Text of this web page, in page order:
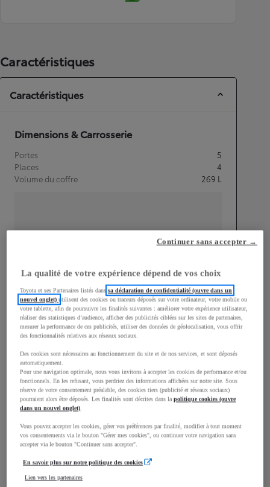
Caractéristiques
Caractéristiques
Dimensions & Carrosserie
Portes
5
Places
4
Volume du coffre
269 L
Longueur
3 700mm
Hauteur
1 510
Largeur
1 740mm
Consommation mixte
Émissions CO2
La qualité de votre expérience dépend de vos choix
Toyota et ses Partenaires listés danssa déclaration de confidentialité (ouvre dans un
nouvel onglet)utilisent des cookies ou traceurs déposés sur votre ordinateur, votre mobile ou
votre tablette, afin de poursuivre les finalités suivantes : améliorer votre expérience utilisateur,
réaliser des statistiques d’audience, afficher des publicités ciblées sur les sites de partenaires,
mesurer la performance de ces publicités, utiliser des données de géolocalisation, vous offrir
des fonctionnalités relatives aux réseaux sociaux.
Des cookies sont nécessaires au fonctionnement du site et de nos services, et sont déposés
automatiquement.
Pour une navigation optimale, nous vous invitons à accepter les cookies de performance et/ou
fonctionnels. En les refusant, vous perdriez des informations affichées sur notre site. Sous
réserve de votre consentement préalable, des cookies tiers (publicité et réseaux sociaux)
pourraient alors être déposés. Les finalités sont décrites dans lapolitique cookies (ouvre
dans un nouvel onglet).
Vous pouvez accepter les cookies, gérer vos préférences par finalité, modifier à tout moment
vos consentements via le bouton "Gérer mes cookies", ou continuer votre navigation sans
accepter via le bouton "Continuer sans accepter".
En savoir plus sur notre politique des cookies
Lien vers les partenaires
Continuer sans accepter →